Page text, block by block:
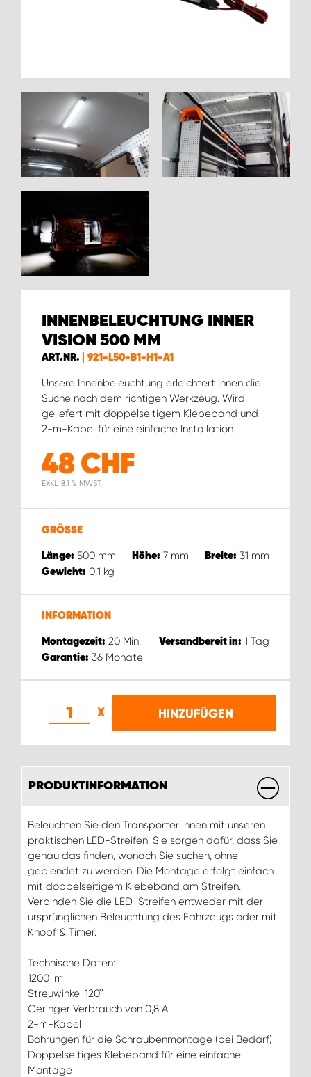
INNENBELEUCHTUNG INNER
VISION 500 MM
ART.NR. 921-L50-B1-H1-A1
Unsere Innenbeleuchtung erleichtert Ihnen die
Suche nach dem richtigen Werkzeug. Wird
geliefert mit doppelseitigem Klebeband und
2-m-Kabel für eine einfache Installation.
48 CHF
EXKL. 8.1 % MWST.
GRÖSSE
Länge: 500 mm Höhe: 7 mm Breite: 31 mm
Gewicht: 0.1 kg
INFORMATION
Montagezeit: 20 Min. Versandbereit in: 1 Tag
Garantie: 36 Monate
X HINZUFÜGEN
PRODUKTINFORMATION
Beleuchten Sie den Transporter innen mit unseren
praktischen LED-Streifen. Sie sorgen dafür, dass Sie
genau das finden, wonach Sie suchen, ohne
geblendet zu werden. Die Montage erfolgt einfach
mit doppelseitigem Klebeband am Streifen.
Verbinden Sie die LED-Streifen entweder mit der
ursprünglichen Beleuchtung des Fahrzeugs oder mit
Knopf & Timer.
Technische Daten:
1200 lm
Streuwinkel 120°
Geringer Verbrauch von 0,8 A
2-m-Kabel
Bohrungen für die Schraubenmontage (bei Bedarf)
Doppelseitiges Klebeband für eine einfache
Montage